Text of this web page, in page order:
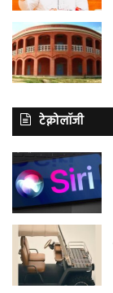
टेक्नोलॉजी